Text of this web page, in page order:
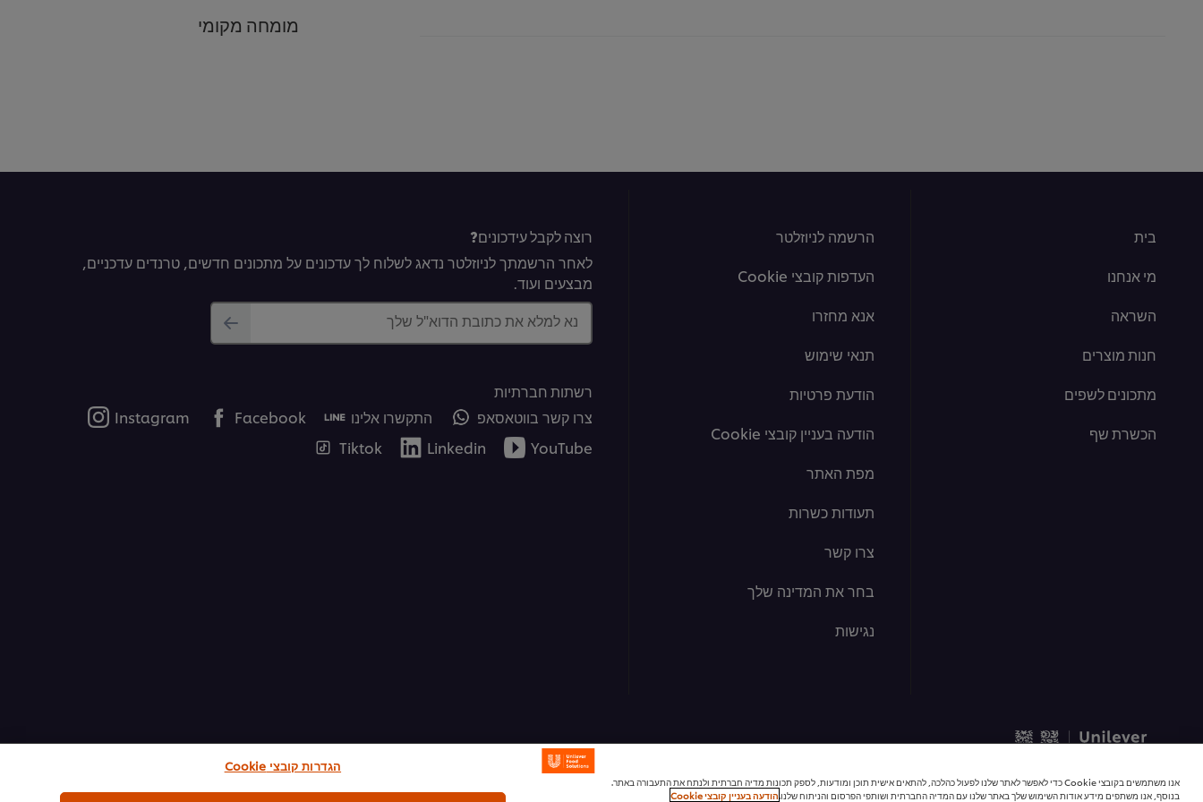
מומחה מקומי
בית
מי אנחנו
השראה
חנות מוצרים
מתכונים לשפים
הכשרת שף
הרשמה לניוזלטר
העדפות קובצי Cookie
אנא מחזרו
תנאי שימוש
הודעת פרטיות
הודעה בעניין קובצי Cookie
מפת האתר
תעודות כשרות
צרו קשר
בחר את המדינה שלך
נגישות
רוצה לקבל עידכונים?
לאחר הרשמתך לניוזלטר נדאג לשלוח לך עדכונים על מתכונים חדשים, טרנדים עדכניים,
מבצעים ועוד.
נא למלא את כתובת הדוא"ל שלך
רשתות חברתיות
צרו קשר בווטאסאפ
התקשרו אלינו Facebook
Instagram
YouTube
Linkedin
Tiktok
אנו משתמשים בקובצי Cookie כדי לאפשר לאתר שלנו לפעול כהלכה, להתאים אישית תוכן ומודעות, לספק תכונות מדיה חברתית ולנתח את התעבורה באתר.
בנוסף, אנו משתפים מידע אודות השימוש שלך באתר שלנו עם המדיה החברתית ושותפי הפרסום והניתוח שלנו.הודעה בעניין קובצי Cookie
הגדרות קובצי Cookie